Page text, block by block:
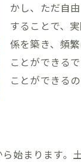
のポイント
お客様サポート
の準備
ォロー体制
功例！予算内
インアイデア
かし、ただ自
することで、
係を築き、頻
ことができる
ことができるの
始まります